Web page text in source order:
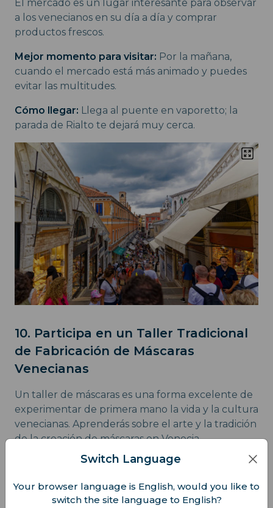
El mercado es un lugar interesante para observar
a los venecianos en su día a día y comprar
productos frescos.
Mejor momento para visitar: Por la mañana,
cuando el mercado está más animado y puedes
evitar las multitudes.
Cómo llegar: Llega al puente en vaporetto; la
parada de Rialto te dejará muy cerca.
10. Participa en un Taller Tradicional
de Fabricación de Máscaras
Venecianas
Un taller de máscaras es una forma excelente de
experimentar de primera mano la vida y la cultura
venecianas. Aprenderás sobre el arte y la tradición
de la creación de máscaras en Venecia.
Mejor momento para visitar:Los talleres están
especial durante la temporada previa al Carnaval.
Switch Language
Your browser language is English, would you like to
switch the site language to English?